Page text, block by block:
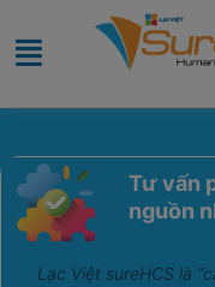
Tư vấn
nguồn
Lạc Việt sureHCS là